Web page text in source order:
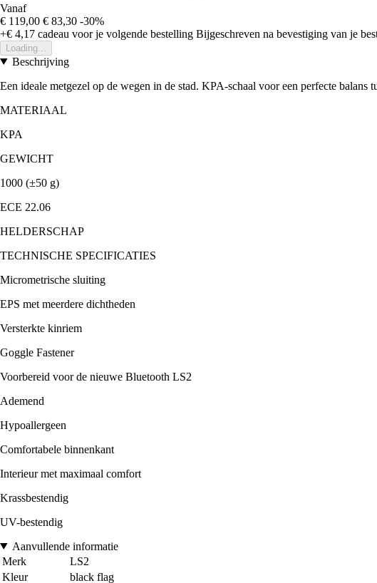
Vanaf
€ 119,00 € 83,30 -30%
+€ 4,17 cadeau voor je volgende bestelling Bijgeschreven na bevestiging van je
Loading...
Beschrijving
Een ideale metgezel op de wegen in de stad. KPA-schaal voor een perfecte
MATERIAAL
KPA
GEWICHT
1000 (±50 g)
ECE 22.06
HELDERSCHAP
TECHNISCHE SPECIFICATIES
Micrometrische sluiting
EPS met meerdere dichtheden
Versterkte kinriem
Goggle Fastener
Voorbereid voor de nieuwe Bluetooth LS2
Ademend
Hypoallergeen
Comfortabele binnenkant
Interieur met maximaal comfort
Krassbestendig
UV-bestendig
Aanvullende informatie
Merk
LS2
Kleur
black flag